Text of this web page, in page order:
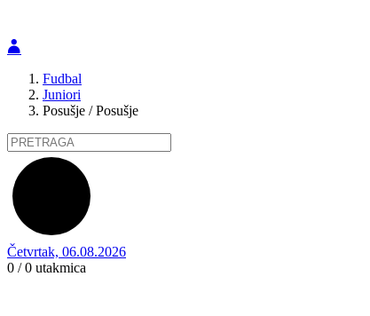
Fudbal
Juniori
Posušje / Posušje
Četvrtak, 06.08.2026
0 / 0 utakmica